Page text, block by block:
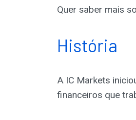
Quer saber mais
História
A IC Markets
financeiros que